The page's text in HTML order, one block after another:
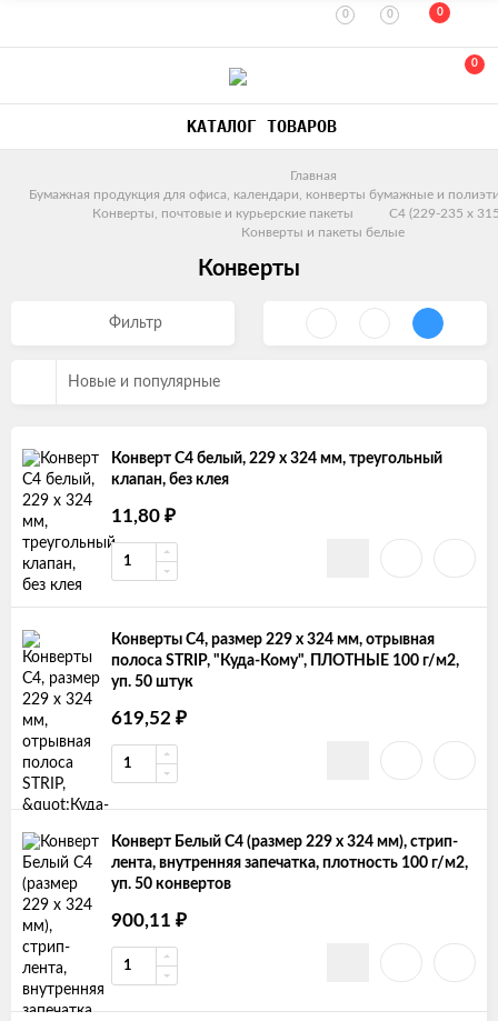
0 0 0
0
КАТАЛОГ ТОВАРОВ
Главная
Бумажная продукция для офиса, календари, конверты бумажные и
Конверты, почтовые и курьерские пакеты
C4 (229-235 х
Конверты и пакеты белые
Конверты
Фильтр
Новые и популярные
Конверт С4 белый, 229 х 324 мм, треугольный
клапан, без клея
11,80 ₽
Конверты С4, размер 229 х 324 мм, отрывная
полоса STRIP, "Куда-Кому", ПЛОТНЫЕ 100 г/м2,
уп. 50 штук
619,52 ₽
Конверт Белый C4 (размер 229 х 324 мм), стрип-
лента, внутренняя запечатка, плотность 100 г/м2,
уп. 50 конвертов
900,11 ₽